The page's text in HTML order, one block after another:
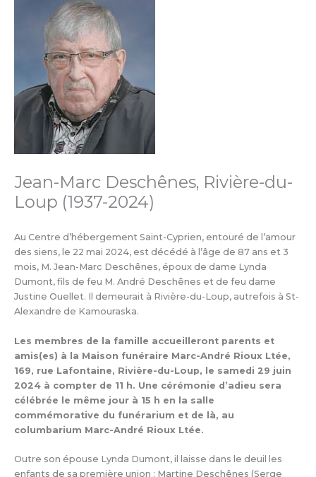
Jean-Marc Deschênes, Rivière-du-
Loup (1937-2024)
Au Centre d’hébergement Saint-Cyprien, entouré de l’amour
des siens, le 22 mai 2024, est décédé à l’âge de 87 ans et 3
mois, M. Jean-Marc Deschênes, époux de dame Lynda
Dumont, fils de feu M. André Deschênes et de feu dame
Justine Ouellet. Il demeurait à Rivière-du-Loup, autrefois à St-
Alexandre de Kamouraska.
Les membres de la famille accueilleront parents et
amis(es) à la Maison funéraire Marc-André Rioux Ltée,
169, rue Lafontaine, Rivière-du-Loup, le samedi 29 juin
2024 à compter de 11 h. Une cérémonie d’adieu sera
célébrée le même jour à 15 h en la salle
commémorative du funérarium et de là, au
columbarium Marc-André Rioux Ltée.
Outre son épouse Lynda Dumont, il laisse dans le deuil les
enfants de sa première union : Martine Deschênes (Serge